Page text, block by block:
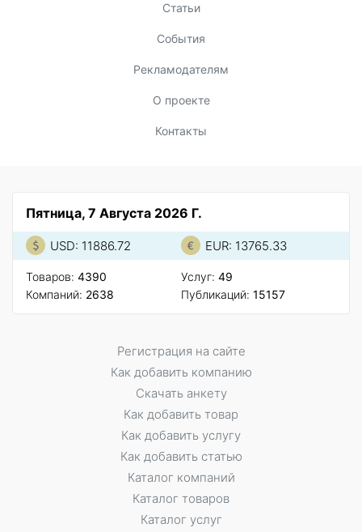
Статьи
События
Рекламодателям
О проекте
Контакты
Пятница, 7 Августа 2026 Г.
USD: 11886.72 EUR: 13765.33
Товаров: 4390
Компаний: 2638
Услуг: 49
Публикаций: 15157
Регистрация на сайте
Как добавить компанию
Скачать анкету
Как добавить товар
Как добавить услугу
Как добавить статью
Каталог компаний
Каталог товаров
Каталог услуг